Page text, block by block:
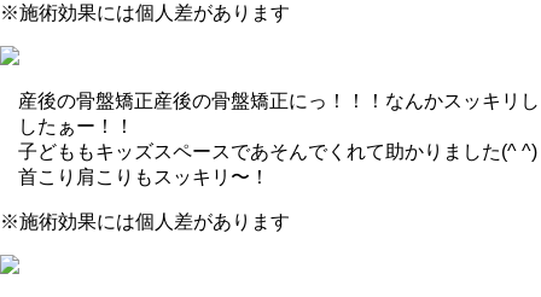
※施術効果には個人差があります
産後の骨盤矯正産後の骨盤矯正にっ！！！なんかスッキリ
したぁー！！
子どももキッズスペースであそんでくれて助かりました(^ ^)
首こり肩こりもスッキリ〜！
※施術効果には個人差があります